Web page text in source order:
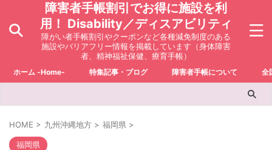
障害者手帳割引でお得に施設を利
用！ Disability／ディスアビリティ
障がい者手帳割引やクーポンなど各種減免制度のある
施設やバリアフリー情報を掲載しています（身体障害
者、精神福祉保健、療育手帳）
ホーム -Home- 特集記事・ブログ 障害者手帳について 全
HOME > 九州沖縄地方 > 福岡県 >
福岡県